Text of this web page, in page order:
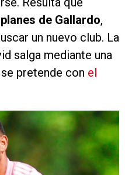
de Gallardo,
un nuevo club. La
salga mediante una
pretende con el